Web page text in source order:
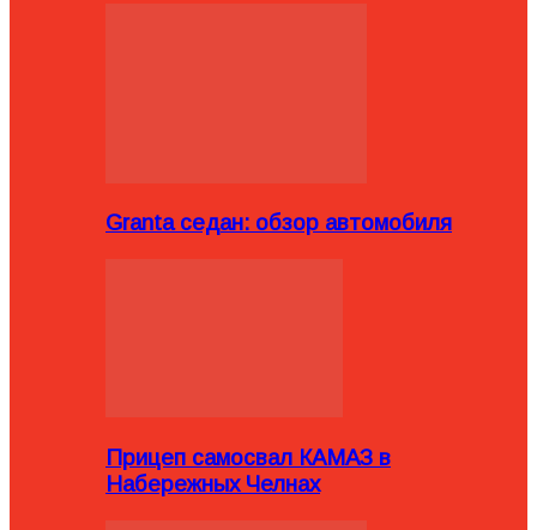
Granta седан: обзор автомобиля
Прицеп самосвал КАМАЗ в
Набережных Челнах